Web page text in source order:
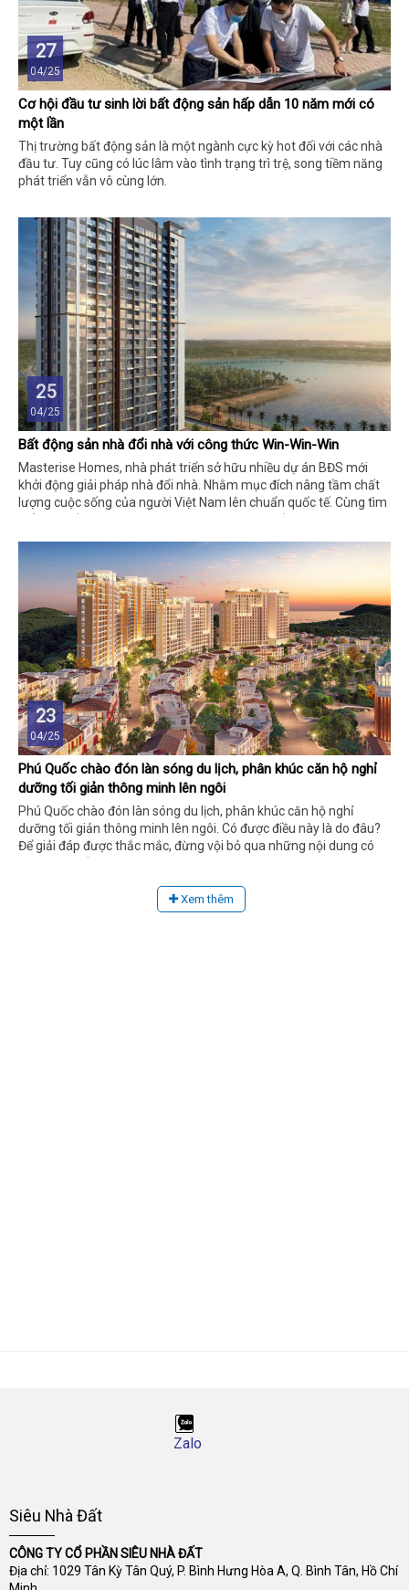
27
04/25
Cơ hội đầu tư sinh lời bất động sản hấp dẫn 10 năm mới có
một lần
Thị trường bất động sản là một ngành cực kỳ hot đối với các nhà
đầu tư. Tuy cũng có lúc lâm vào tình trạng trì trệ, song tiềm năng
phát triển vẫn vô cùng lớn.
25
04/25
Bất động sản nhà đổi nhà với công thức Win-Win-Win
Masterise Homes, nhà phát triển sở hữu nhiều dự án BĐS mới
khởi động giải pháp nhà đổi nhà. Nhằm mục đích nâng tầm chất
lượng cuộc sống của người Việt Nam lên chuẩn quốc tế. Cùng tìm
23
04/25
Phú Quốc chào đón làn sóng du lịch, phân khúc căn hộ nghỉ
dưỡng tối giản thông minh lên ngôi
Phú Quốc chào đón làn sóng du lịch, phân khúc căn hộ nghỉ
dưỡng tối giản thông minh lên ngôi. Có được điều này là do đâu?
Để giải đáp được thắc mắc, đừng vội bỏ qua những nội dung có
Xem thêm
Zalo
Siêu Nhà Đất
CÔNG TY CỔ PHẦN SIÊU NHÀ ĐẤT
Địa chỉ: 1029 Tân Kỳ Tân Quý, P. Bình Hưng Hòa A, Q. Bình Tân, Hồ Chí